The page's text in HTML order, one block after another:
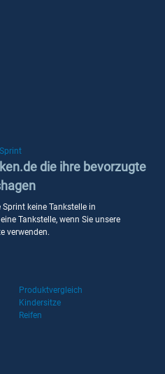
Sprint
die ihre bevorzugte
keine Tankstelle in
Tankstelle, wenn Sie unsere
verwenden.
Produktvergleich
Kindersitze
Reifen